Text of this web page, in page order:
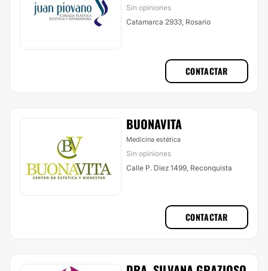
Sin opiniones
Catamarca 2933, Rosario
CONTACTAR
BUONAVITA
Medicina estética
Sin opiniones
Calle P. Diez 1499, Reconquista
CONTACTAR